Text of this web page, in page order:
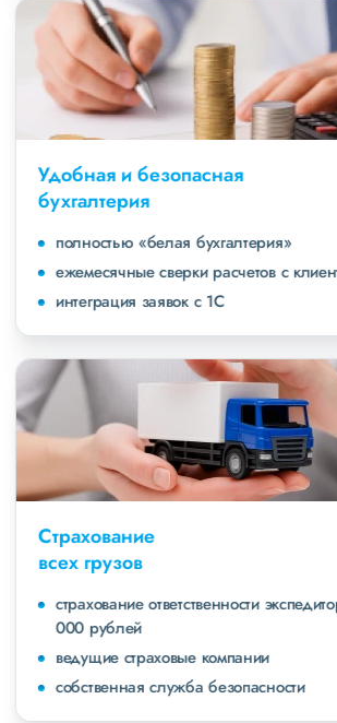
Удобная и безопасная
бухгалтерия
полностью «белая бухгалтерия»
ежемесячные сверки расчетов с
интеграция заявок с 1С
Страхование
всех грузов
страхование ответственности
000 рублей
ведущие страховые компании
собственная служба безопасности